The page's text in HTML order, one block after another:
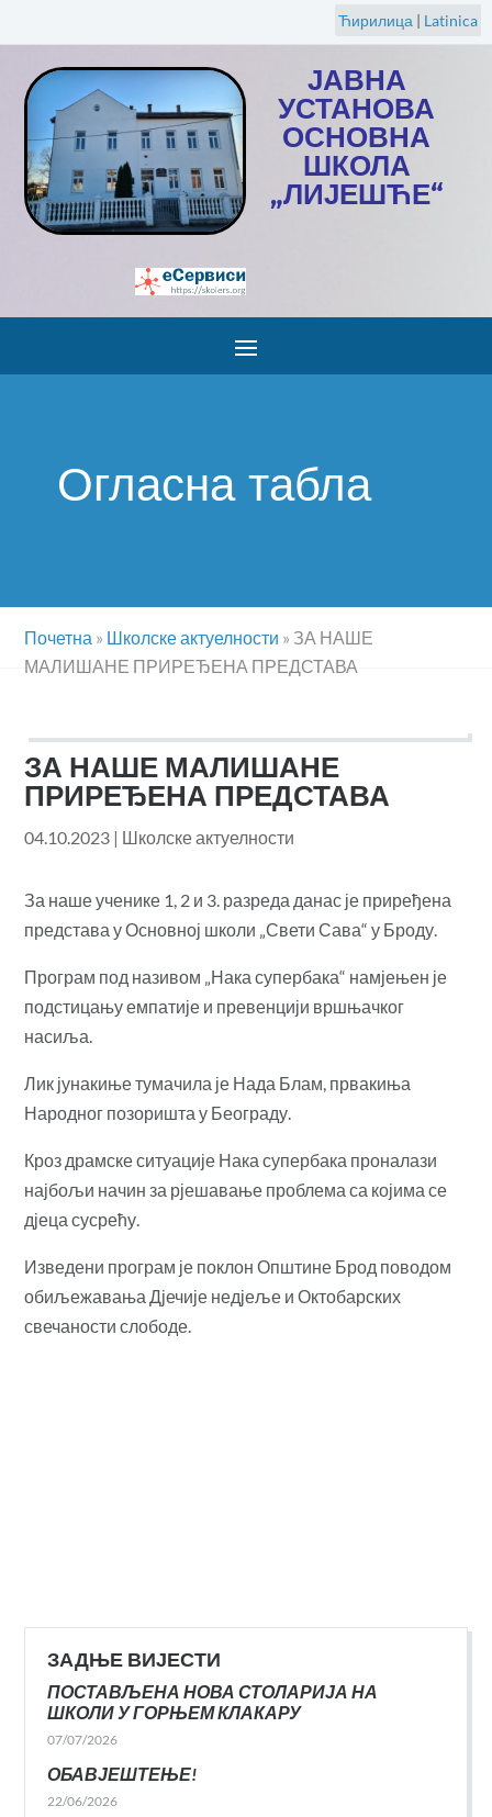
Ћирилица | Latinica
ЈАВНА
УСТАНОВА
ОСНОВНА
ШКОЛА
„ЛИЈЕШЋЕ“
Огласна табла
Почетна » Школске актуелности » ЗА НАШЕ
МАЛИШАНЕ ПРИРЕЂЕНА ПРЕДСТАВА
ЗА НАШЕ МАЛИШАНЕ
ПРИРЕЂЕНА ПРЕДСТАВА
04.10.2023 | Школске актуелности
За наше ученике 1, 2 и 3. разреда данас је приређена
представа у Основној школи „Свети Сава“ у Броду.
Програм под називом „Нака супербака“ намјењен је
подстицању емпатије и превенцији вршњачког
насиља.
Лик јунакиње тумачила је Нада Блам, првакиња
Народног позоришта у Београду.
Кроз драмске ситуације Нака супербака проналази
најбољи начин за рјешавање проблема са којима се
дјеца сусрећу.
Изведени програм је поклон Општине Брод поводом
обиљежавања Дјечије недјеље и Октобарских
свечаности слободе.
ЗАДЊЕ ВИЈЕСТИ
ПОСТАВЉЕНА НОВА СТОЛАРИЈА НА
ШКОЛИ У ГОРЊЕМ КЛАКАРУ
07/07/2026
ОБАВЈЕШТЕЊЕ!
22/06/2026